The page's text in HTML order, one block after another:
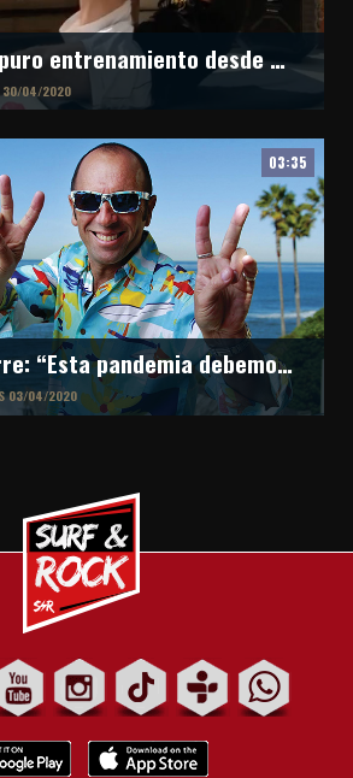
Seba Franco, a puro entrenamiento desde casa en esta cuarentena
30/04/2020
03:35
Fernando Aguerre: “Esta pandemia debemos surfearla con solidaridad”
03/04/2020